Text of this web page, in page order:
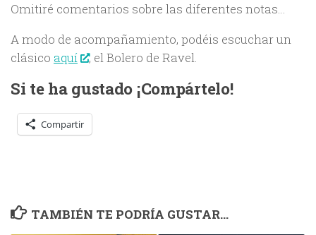
Omitiré comentarios sobre las diferentes notas…
A modo de acompañamiento, podéis escuchar un
clásico aquí , el Bolero de Ravel.
Si te ha gustado ¡Compártelo!
Compartir
TAMBIÉN TE PODRÍA GUSTAR...